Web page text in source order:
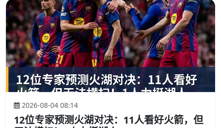
2026-08-04 08:14
12位专家预测火湖对决：11人看好火箭，但